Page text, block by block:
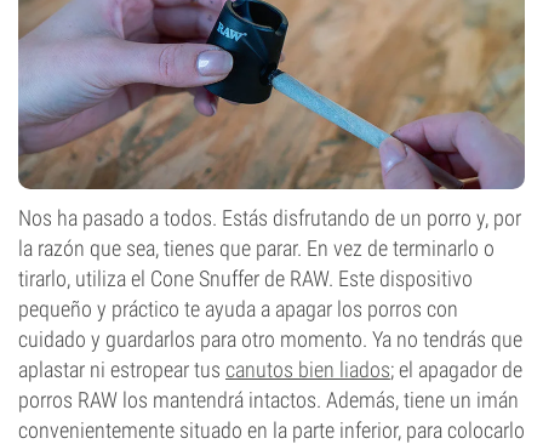
Nos ha pasado a todos. Estás disfrutando de un porro y, por
la razón que sea, tienes que parar. En vez de terminarlo o
tirarlo, utiliza el Cone Snuffer de RAW. Este dispositivo
pequeño y práctico te ayuda a apagar los porros con
cuidado y guardarlos para otro momento. Ya no tendrás que
aplastar ni estropear tus canutos bien liados; el apagador de
porros RAW los mantendrá intactos. Además, tiene un imán
convenientemente situado en la parte inferior, para colocarlo